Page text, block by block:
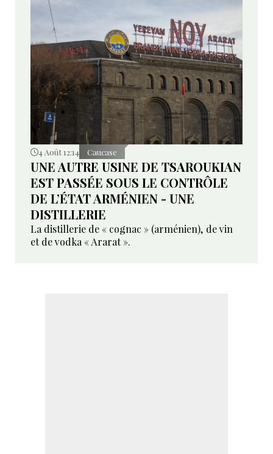
4 Août 12:14 Caucase
UNE AUTRE USINE DE TSAROUKIAN
EST PASSÉE SOUS LE CONTRÔLE
DE L’ÉTAT ARMÉNIEN - UNE
DISTILLERIE
La distillerie de « cognac » (arménien), de vin
et de vodka « Ararat ».